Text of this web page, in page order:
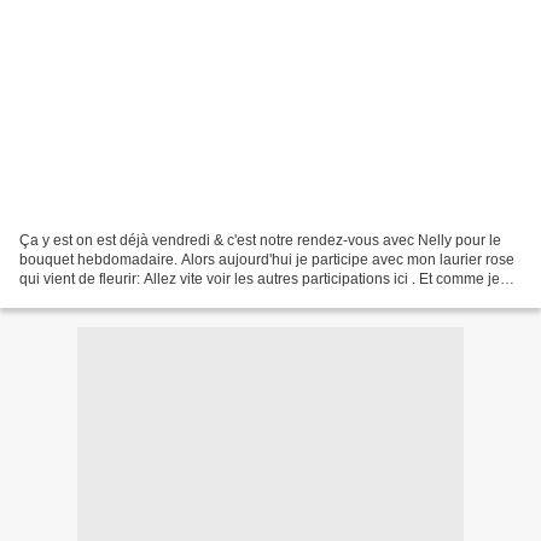
Ça y est on est déjà vendredi & c'est notre rendez-vous avec Nelly pour le
bouquet hebdomadaire. Alors aujourd'hui je participe avec mon laurier rose
qui vient de fleurir: Allez vite voir les autres participations ici . Et comme je